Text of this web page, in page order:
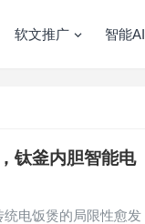
软文推广 智能AI
钛釜内胆智能电
电饭煲的局限性愈发